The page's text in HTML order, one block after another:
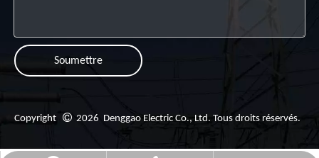
Soumettre
Copyright  2026 Denggao Electric Co., Ltd. Tous droits réservés.